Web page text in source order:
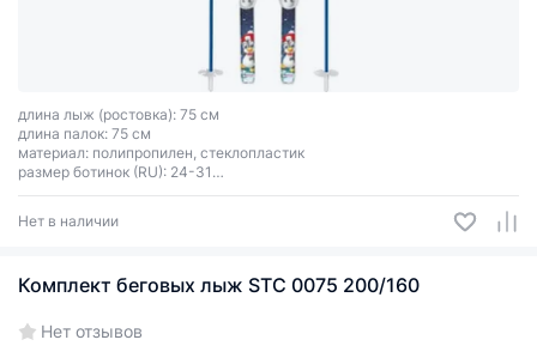
длина лыж (ростовка): 75 см
длина палок: 75 см
материал: полипропилен, стеклопластик
размер ботинок (RU): 24-31
тип креплений: 2 ремня
Нет в наличии
Комплект беговых лыж STC 0075 200/160
Нет отзывов